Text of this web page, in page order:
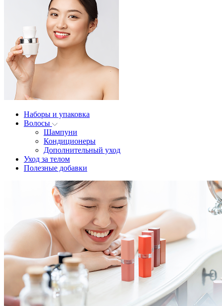
Наборы и упаковка
Волосы
Шампуни
Кондиционеры
Дополнительный уход
Уход за телом
Полезные добавки